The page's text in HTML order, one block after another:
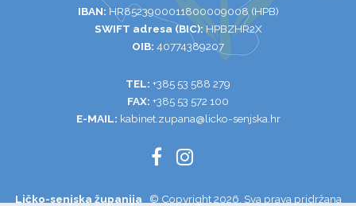
IBAN: HR8523900011800009008 (HPB)
SWIFT adresa (BIC):HPBZHR2X
OIB: 40774389207
TEL: +385 53 588 279
FAX: +385 53 572 100
E-MAIL: kabinet.zupana@licko-senjska.hr
Ličko-senjska županija © Copyright 2026. Sva prava pridržana